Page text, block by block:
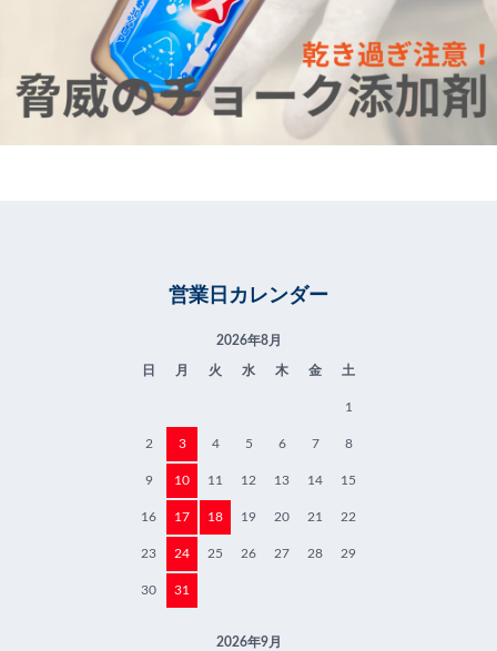
営業日カレンダー
2026年8月
日 月 火 水 木 金 土
1
2 3 4 5 6 7 8
9 10 11 12 13 14 15
16 17 18 19 20 21 22
23 24 25 26 27 28 29
30 31
2026年9月